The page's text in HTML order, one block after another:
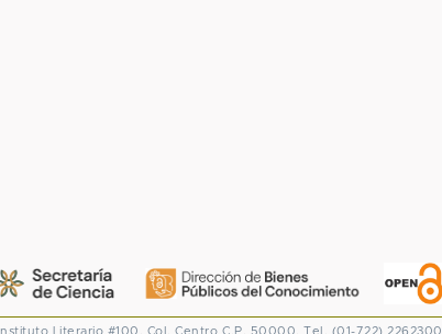
Instituto Literario #100. Col. Centro C.P. 50000. Tel. (01-722) 2262300